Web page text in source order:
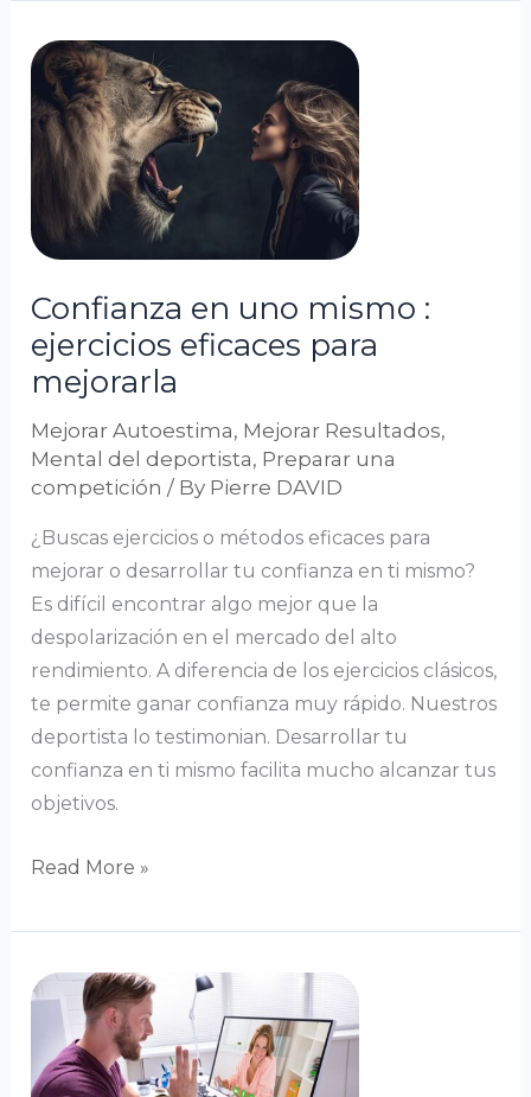
Confianza en uno mismo :
ejercicios eficaces para
mejorarla
Mejorar Autoestima, Mejorar Resultados,
Mental del deportista, Preparar una
competición / By Pierre DAVID
¿Buscas ejercicios o métodos eficaces para
mejorar o desarrollar tu confianza en ti mismo?
Es difícil encontrar algo mejor que la
despolarización en el mercado del alto
rendimiento. A diferencia de los ejercicios clásicos,
te permite ganar confianza muy rápido. Nuestros
deportista lo testimonian. Desarrollar tu
confianza en ti mismo facilita mucho alcanzar tus
objetivos.
Confianza
en
uno
mismo
ejercicios
eficaces
mejorarla
Read More »
Coach
personal
confianza